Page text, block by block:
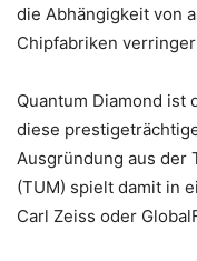
die Abhängigkeit von
Chipfabriken
Quantum Diamond ist
diese
Ausgründung aus der
(TUM) spielt damit in
Carl Zeiss oder